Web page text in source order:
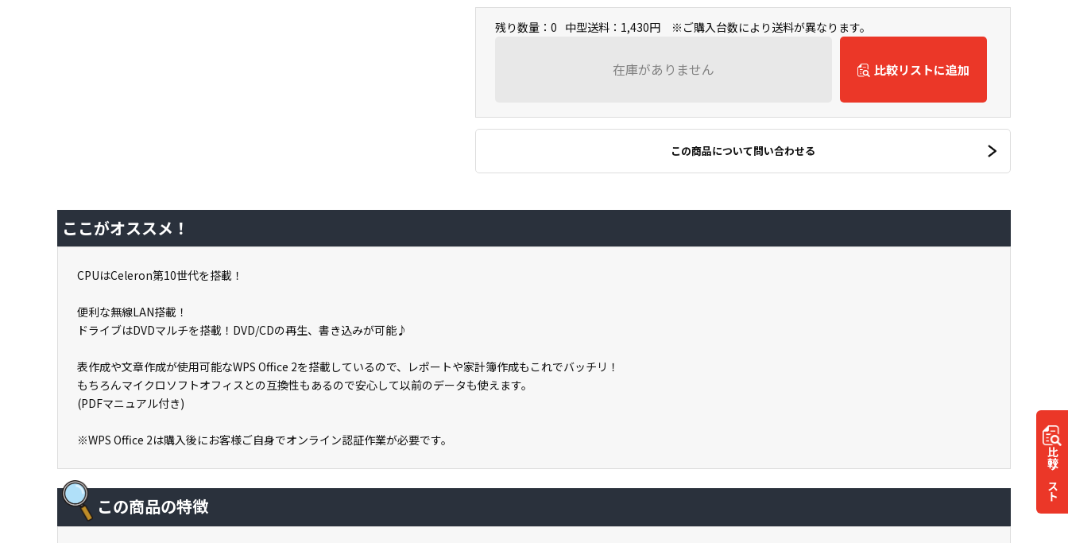
残り数量：0 中型送料：1,430円 ※ご購入台数により送料が異なります。
在庫がありません 比較リストに追加
この商品について問い合わせる
比較
リスト
ここがオススメ！
CPUはCeleron第10世代を搭載！
便利な無線LAN搭載！
ドライブはDVDマルチを搭載！DVD/CDの再生、書き込みが可能♪
表作成や文章作成が使用可能なWPS Office 2を搭載しているので、レポートや家計簿作成もこれでバッチリ！
もちろんマイクロソフトオフィスとの互換性もあるので安心して以前のデータも使えます。
(PDFマニュアル付き)
※WPS Office 2は購入後にお客様ご自身でオンライン認証作業が必要です。
この商品の特徴